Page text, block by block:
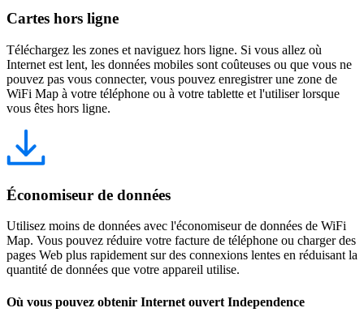
Cartes hors ligne
Téléchargez les zones et naviguez hors ligne. Si vous allez où
Internet est lent, les données mobiles sont coûteuses ou que vous ne
pouvez pas vous connecter, vous pouvez enregistrer une zone de
WiFi Map à votre téléphone ou à votre tablette et l'utiliser lorsque
vous êtes hors ligne.
Économiseur de données
Utilisez moins de données avec l'économiseur de données de WiFi
Map. Vous pouvez réduire votre facture de téléphone ou charger des
pages Web plus rapidement sur des connexions lentes en réduisant la
quantité de données que votre appareil utilise.
Où vous pouvez obtenir Internet ouvert Independence